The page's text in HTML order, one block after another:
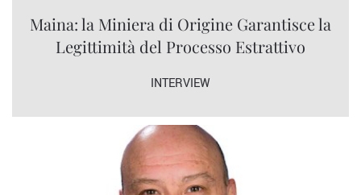
Maina: la Miniera di Origine Garantisce la
Legittimità del Processo Estrattivo
INTERVIEW